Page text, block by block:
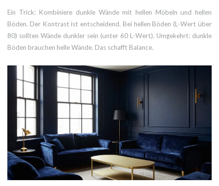
Ein Trick: Kombiniere dunkle Wände mit hellen Möbeln und hellen
Böden. Der Kontrast ist entscheidend. Bei hellen Böden (L-Wert über
80) sollten Wände dunkler sein (unter 60 L-Wert). Umgekehrt: dunkle
Böden brauchen helle Wände. Das schafft Balance.